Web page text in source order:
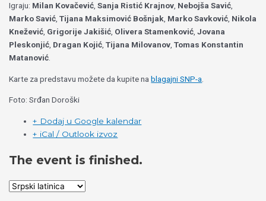
Igraju: Milan Kovačević ,Sanja Ristić Krajnov Nebojša Savić
Marko Savić ,Tijana Maksimović Bošnjak Marko Savković Nikola
Knežević Grigorije Jakišić Olivera Stamenković ,Jovana
Pleskonjić Dragan Kojić ,Tijana Milovanov ,Tomas Konstantin
Matanović
Karte za predstavu možete da kupite nablagajni SNP-a
Foto: Srđan Doroški
+ Dodaj u Google kalendar
+ iCal / Outlook izvoz
The event is finished.